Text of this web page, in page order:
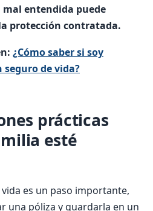
mal entendida puede
protección contratada.
¿Cómo saber si soy
de vida?
prácticas
esté
es un paso importante,
una póliza y guardarla en un